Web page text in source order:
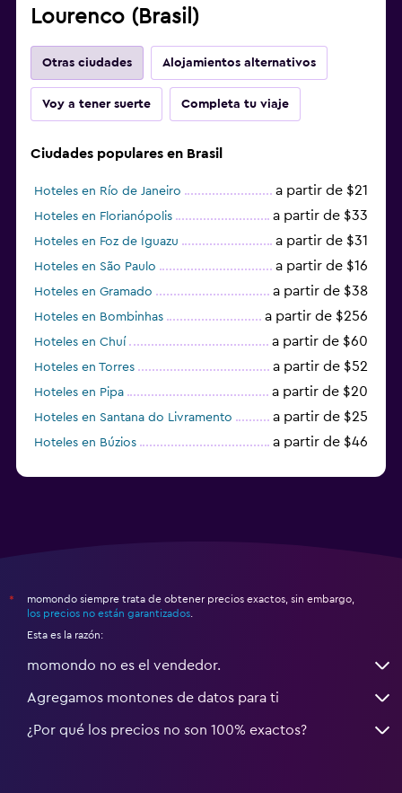
Lourenco (Brasil)
Otras ciudades Alojamientos alternativos
Voy a tener suerte Completa tu viaje
Ciudades populares en Brasil
Hoteles en Río de Janeiro a partir de $21
Hoteles en Florianópolis a partir de $33
Hoteles en Foz de Iguazu a partir de $31
Hoteles en São Paulo a partir de $16
Hoteles en Gramado a partir de $38
Hoteles en Bombinhas a partir de $256
Hoteles en Chuí a partir de $60
Hoteles en Torres a partir de $52
Hoteles en Pipa a partir de $20
Hoteles en Santana do Livramento a partir de $25
Hoteles en Búzios a partir de $46
*
momondo siempre trata de obtener precios exactos, sin embargo,
los precios no están garantizados
Esta es la razón:
momondo no es el vendedor.
Agregamos montones de datos para ti
¿Por qué los precios no son 100% exactos?